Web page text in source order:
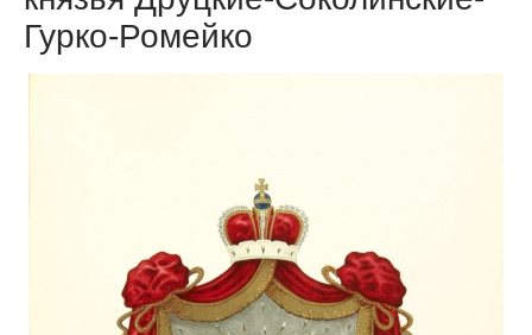
Гурко-Ромейко